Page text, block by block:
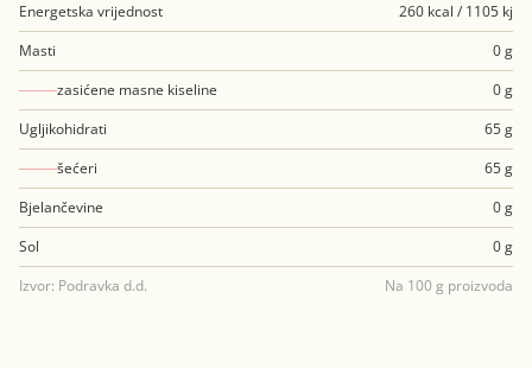
Energetska vrijednost
260 kcal / 1105 kj
Masti
0 g
zasićene masne kiseline
0 g
Ugljikohidrati
65 g
šećeri
65 g
Bjelančevine
0 g
Sol
0 g
Izvor: Podravka d.d.
Na 100 g proizvoda